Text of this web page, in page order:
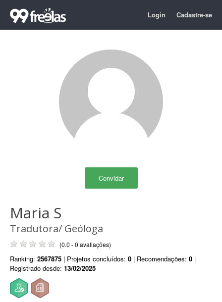
Login Cadastre-se
Convidar
Maria S
Tradutora/ Geóloga
(0.0 - 0 avaliações)
Ranking: 2567875 | Projetos concluídos: 0 | Recomendações: 0 |
Registrado desde: 13/02/2025